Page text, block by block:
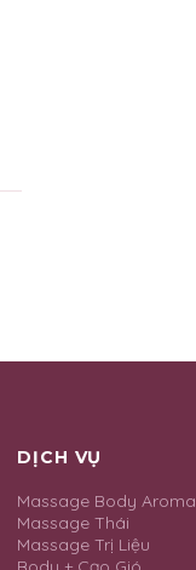
DỊCH VỤ
Massage Body Aroma
Massage Thái
Massage Trị Liệu